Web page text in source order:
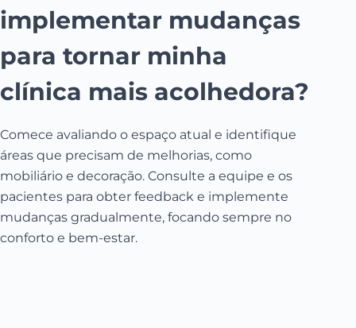
implementar mudanças
para tornar minha
clínica mais acolhedora?
Comece avaliando o espaço atual e identifique
áreas que precisam de melhorias, como
mobiliário e decoração. Consulte a equipe e os
pacientes para obter feedback e implemente
mudanças gradualmente, focando sempre no
conforto e bem-estar.